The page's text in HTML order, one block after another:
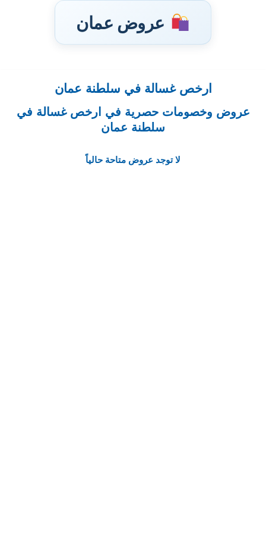
عروض عمان
إلى
ارخص غسالة في سلطنة عمان
عروض وخصومات حصرية في ارخص غسالة في
سلطنة عمان
لا توجد عروض متاحة حالياً